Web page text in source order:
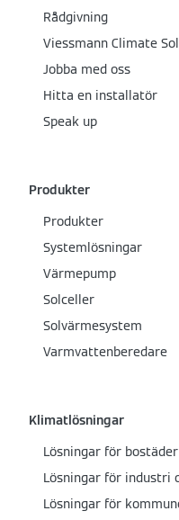
Rådgivning
Viessmann Climate
Jobba med oss
Hitta en installatör
Speak up
Produkter
Produkter
Systemlösningar
Värmepump
Solceller
Solvärmesystem
Varmvattenberedare
Klimatlösningar
Lösningar för bostäder
Lösningar för industri
Lösningar för